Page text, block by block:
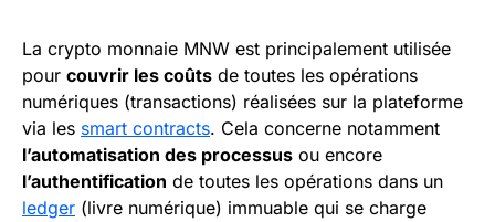
La crypto monnaie MNW est principalement utilisée
pour couvrir les coûts de toutes les opérations
numériques (transactions) réalisées sur la plateforme
via les smart contracts. Cela concerne notamment
l’automatisation des processus ou encore
l’authentification de toutes les opérations dans un
ledger (livre numérique) immuable qui se charge